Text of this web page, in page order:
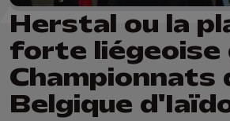
Herstal ou la
forte liégeoise
Championnats
Belgique